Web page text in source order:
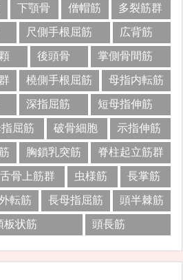
下顎骨 僧帽筋
多裂筋群
尺側手根屈筋
広背筋
後頭骨
掌側骨間筋
橈側手根屈筋
母指内転筋
深指屈筋
短母指伸筋
屈筋 破骨細胞
示指伸筋
胸鎖乳突筋
脊柱起立筋群
舌骨上筋群 虫様筋
長掌筋
転筋 長母指屈筋
頭半棘筋
板状筋 頭長筋